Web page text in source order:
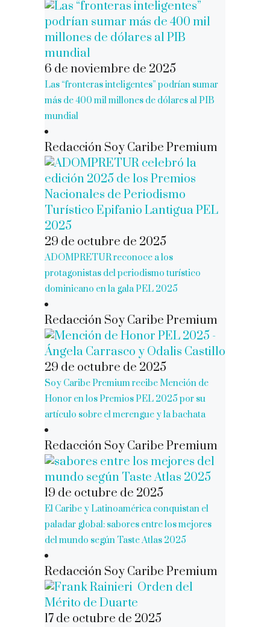
6 de noviembre de 2025
Las “fronteras inteligentes” podrían sumar
más de 400 mil millones de dólares al PIB
mundial
Redacción Soy Caribe Premium
29 de octubre de 2025
ADOMPRETUR reconoce a los
protagonistas del periodismo turístico
dominicano en la gala PEL 2025
Redacción Soy Caribe Premium
29 de octubre de 2025
Soy Caribe Premium recibe Mención de
Honor en los Premios PEL 2025 por su
artículo sobre el merengue y la bachata
Redacción Soy Caribe Premium
19 de octubre de 2025
El Caribe y Latinoamérica conquistan el
paladar global: sabores entre los mejores
del mundo según Taste Atlas 2025
Redacción Soy Caribe Premium
17 de octubre de 2025